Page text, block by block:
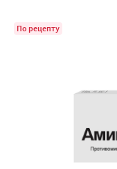
По рецепту